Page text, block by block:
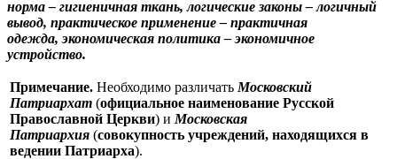
норма– гигиеничная ткань, логические законы– логичный
вывод, практическое применение– практичная
одежда, экономическая политика– экономичное
устройство.
Примечание. Необходимо различать Московский
Патриархат (официальное наименование Русской
Православной Церкви) и Московская
Патриархия (совокупность учреждений, находящихся в
ведении Патриарха).